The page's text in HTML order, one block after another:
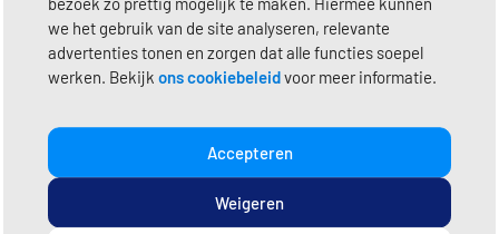
we het gebruik van de site analyseren, relevante
advertenties tonen en zorgen dat alle functies soepel
werken. Bekijk ons cookiebeleidvoor meer informatie.
Accepteren
Weigeren
loodgieter die past bij jouw
klus.
Ontdek meer